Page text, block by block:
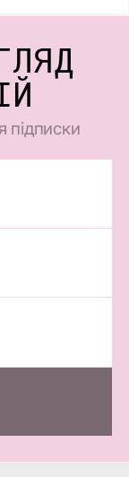
підписки